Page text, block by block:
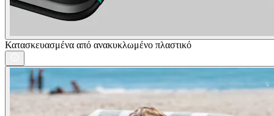
Κατασκευασμένα από ανακυκλωμένο πλαστικό